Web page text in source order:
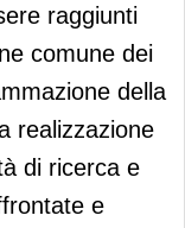
raggiunti
comune dei
della
realizzazione
di ricerca e
e